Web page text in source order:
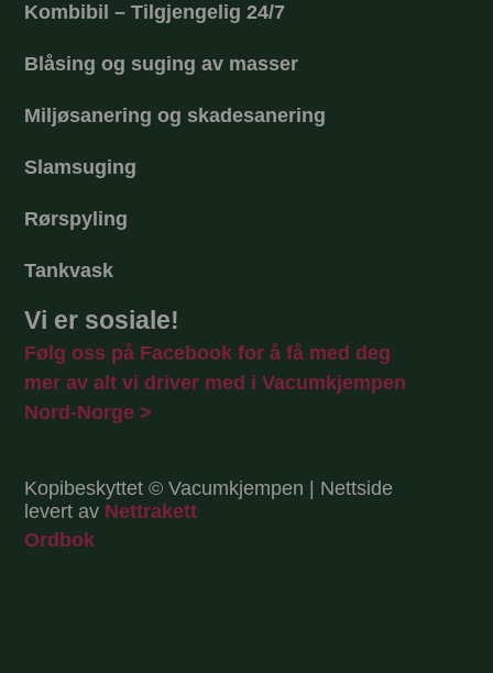
Kombibil – Tilgjengelig 24/7
Blåsing og suging av masser
Miljøsanering og skadesanering
Slamsuging
Rørspyling
Tankvask
Vi er sosiale!
Følg oss på Facebook for å få med deg
mer av alt vi driver med i Vacumkjempen
Nord-Norge >
Kopibeskyttet © Vacumkjempen | Nettside
levert av Nettrakett
Ordbok